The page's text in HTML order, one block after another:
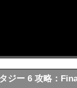
ジー 6 攻略：